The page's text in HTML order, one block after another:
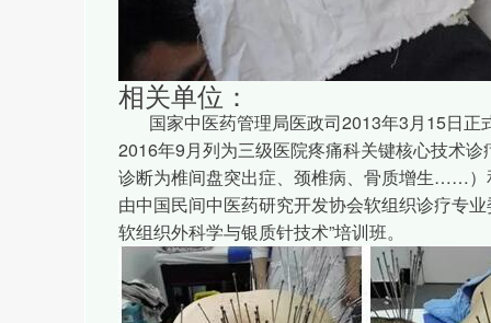
相关单位：
国家中医药管理局医政司2013年3月15日正
2016年9月列为三级医院疼痛科关键核心技术
诊断为椎间盘突出症、颈椎病、骨质增生……）
由中国民间中医药研究开发协会软组织诊疗专
软组织外科学与银质针技术”培训班。